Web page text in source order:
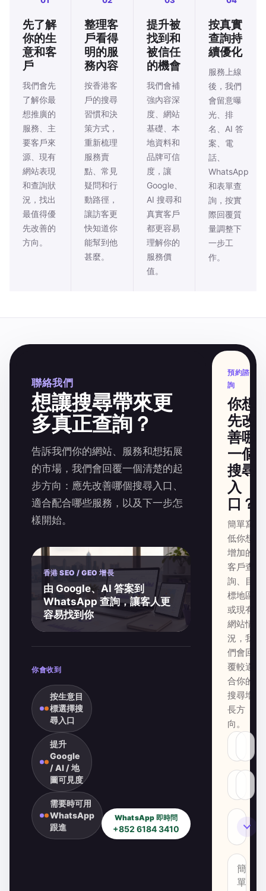
先了解
你的生
意和客
戶
我們會先
了解你最
想推廣的
服務、主
要客戶來
源、現有
網站表現
和查詢狀
況，找出
最值得優
先改善的
方向。
整理客
戶看得
明的服
務內容
按香港客
戶的搜尋
習慣和決
策方式，
重新梳理
服務賣
點、常見
疑問和行
動路徑，
讓訪客更
快知道你
能幫到他
甚麼。
提升被
找到和
被信任
的機會
我們會補
強內容深
度、網站
基礎、本
地資料和
品牌可信
度，讓
Google、
AI 搜尋和
真實客戶
都更容易
理解你的
服務價
值。
按真實
查詢持
續優化
服務上線
後，我們
會留意曝
光、排
名、AI 答
案、電
話、
WhatsApp
和表單查
詢，按實
際回覆質
量調整下
一步工
作。
聯絡我們
想讓搜尋帶來更
多真正查詢？
告訴我們你的網站、服務和想拓展
的市場，我們會回覆一個清楚的起
步方向：應先改善哪個搜尋入口、
適合配合哪些服務，以及下一步怎
樣開始。
香港 SEO / GEO 增長
由 Google、AI 答案到
WhatsApp 查詢，讓客人更
容易找到你
你會收到
按生意目
標選擇搜
尋入口
提升
Google
/ AI / 地
圖可見度
需要時可用
WhatsApp
跟進
WhatsApp 即時問
+852 6184 3410
預約諮
詢
你想
先改
善哪
一個
搜尋
入
口？
簡單寫
低你想
增加的
客戶查
詢、目
標地區
或現有
網站情
況，我
們會回
覆較適
合你的
搜尋增
長方
向。
SEO